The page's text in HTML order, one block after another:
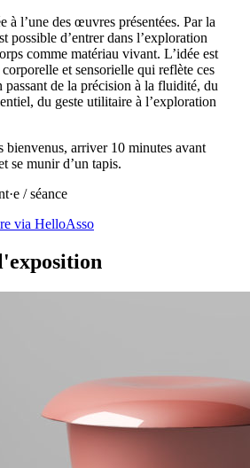
à l’une des œuvres présentées. Par la
possible d’entrer dans l’exploration
comme matériau vivant. L’idée est
et sensorielle qui reflète ces
passant de la précision à la fluidité, du
du geste utilitaire à l’exploration
bienvenus, arriver 10 minutes avant
se munir d’un tapis.
/ séance
via HelloAsso